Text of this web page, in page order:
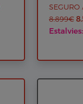
SEGURO
8.899€